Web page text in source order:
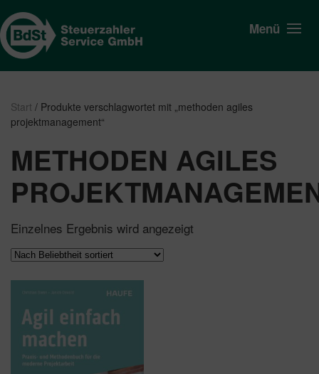
Menü
Start / Produkte verschlagwortet mit „methoden agiles
projektmanagement“
METHODEN AGILES
Einzelnes Ergebnis wird angezeigt